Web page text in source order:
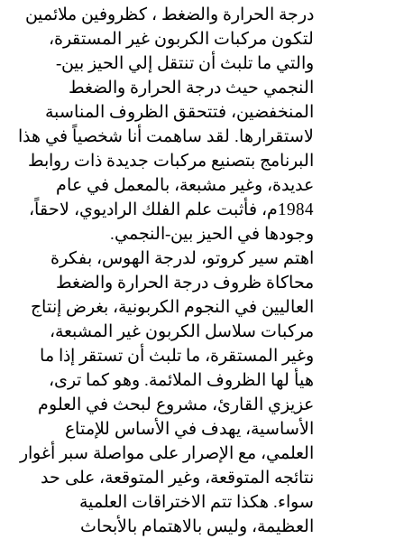
درجة الحرارة والضغط ، كظروفين ملائمين
لتكون مركبات الكربون غير المستقرة،
والتي ما تلبث أن تنتقل إلي الحيز بين-
النجمي حيث درجة الحرارة والضغط
المنخفضين، فتتحقق الظروف المناسبة
لاستقرارها. لقد ساهمت أنا شخصياً في هذا
البرنامج بتصنيع مركبات جديدة ذات روابط
عديدة، وغير مشبعة، بالمعمل في عام
1984م، فأثبت علم الفلك الراديوي، لاحقاً،
وجودها في الحيز بين-النجمي.
اهتم سير كروتو، لدرجة الهوس، بفكرة
محاكاة ظروف درجة الحرارة والضغط
العاليين في النجوم الكربونية، بغرض إنتاج
مركبات سلاسل الكربون غير المشبعة،
وغير المستقرة، ما تلبث أن تستقر إذا ما
هيأ لها الظروف الملائمة. وهو كما ترى،
عزيزي القارئ، مشروع لبحث في العلوم
الأساسية، يهدف في الأساس للإمتاع
العلمي، مع الإصرار على مواصلة سبر أغوار
نتائجه المتوقعة، وغير المتوقعة، على حد
سواء. هكذا تتم الاختراقات العلمية
العظيمة، وليس بالاهتمام بالأبحاث